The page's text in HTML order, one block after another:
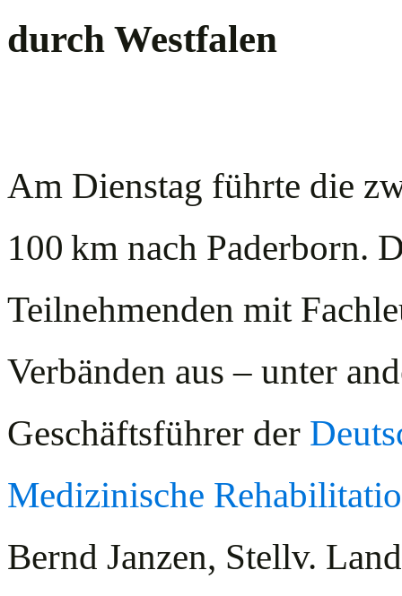
durch Westfalen
Am Dienstag führte die
100 km nach Paderborn.
Teilnehmenden mit
Verbänden aus – unter
Geschäftsführer der
Medizinische
Bernd Janzen, Stellv.